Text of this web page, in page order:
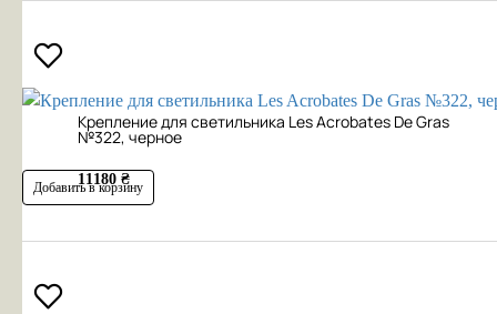
Крепление для светильника Les Acrobates De Gras
№322, черное
11180 ₴
Добавить в корзину